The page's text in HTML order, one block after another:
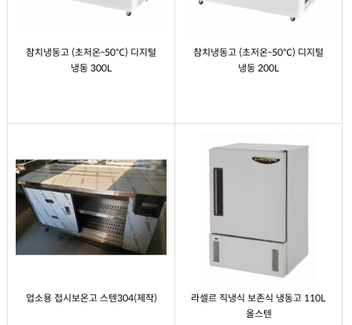
참치냉동고 (초저온-50℃) 디지털
냉동 300L
참치냉동고 (초저온-50℃) 디지털
냉동 200L
업소용 접시보온고 스텐304(제작)
라셀르 직냉식 보존식 냉동고 110L
올스텐